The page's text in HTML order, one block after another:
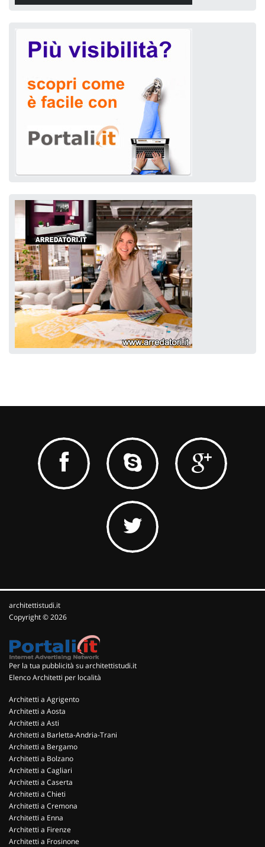
architettistudi.it
Copyright © 2026
Per la tua pubblicità su architettistudi.it
Elenco Architetti per località
Architetti a Agrigento
Architetti a Aosta
Architetti a Asti
Architetti a Barletta-Andria-Trani
Architetti a Bergamo
Architetti a Bolzano
Architetti a Cagliari
Architetti a Caserta
Architetti a Chieti
Architetti a Cremona
Architetti a Enna
Architetti a Firenze
Architetti a Frosinone